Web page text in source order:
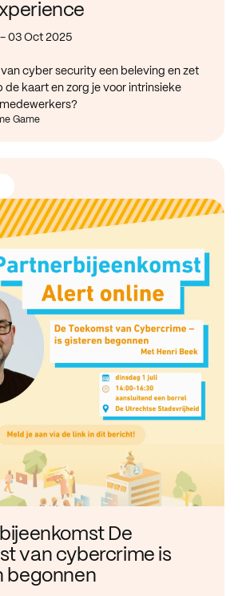
03 Oct 2025
cyber security een beleving en zet
de kaart en zorg je voor intrinsieke
Game
De
van cybercrime is
begonnen